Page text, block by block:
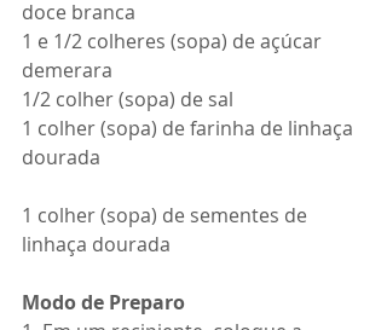
doce branca
1 e 1/2 colheres (sopa) de açúcar
demerara
1/2 colher (sopa) de sal
1 colher (sopa) de farinha de linhaça
dourada
1 colher (sopa) de sementes de
linhaça dourada
Modo de Preparo